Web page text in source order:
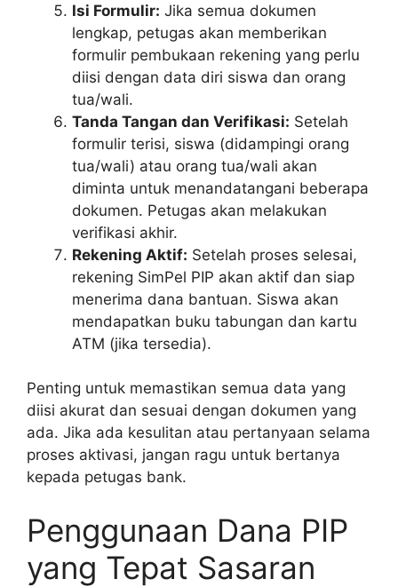
Isi Formulir: Jika semua dokumen
lengkap, petugas akan memberikan
formulir pembukaan rekening yang perlu
diisi dengan data diri siswa dan orang
tua/wali.
Tanda Tangan dan Verifikasi: Setelah
formulir terisi, siswa (didampingi orang
tua/wali) atau orang tua/wali akan
diminta untuk menandatangani beberapa
dokumen. Petugas akan melakukan
verifikasi akhir.
Rekening Aktif: Setelah proses selesai,
rekening SimPel PIP akan aktif dan siap
menerima dana bantuan. Siswa akan
mendapatkan buku tabungan dan kartu
ATM (jika tersedia).
Penting untuk memastikan semua data yang
diisi akurat dan sesuai dengan dokumen yang
ada. Jika ada kesulitan atau pertanyaan selama
proses aktivasi, jangan ragu untuk bertanya
kepada petugas bank.
Penggunaan Dana PIP
yang Tepat Sasaran